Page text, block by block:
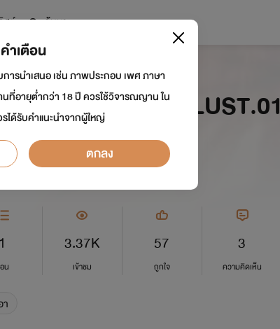
ต์ ค้นหา
อย่าง รวมเรื่องสั้น LUST.01
อไลอา
1
น
3.37K
เข้าชม
57
ถูกใจ
3
ความคิดเห็น
า
คำเตือน
ารนำเสนอ เช่น ภาพประกอบ เพศ ภาษา
ที่อายุต่ำกว่า 18 ปี ควรใช้วิจารณญาน ใน
ได้รับคำแนะนำจากผู้ใหญ่
ตกลง